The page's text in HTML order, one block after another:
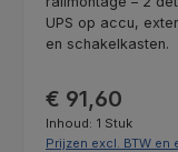
UPS op accu,
en schakelkasten.
Normale prijs:
€ 91,60
Inhoud: 1 Stuk
Prijzen excl. BTW